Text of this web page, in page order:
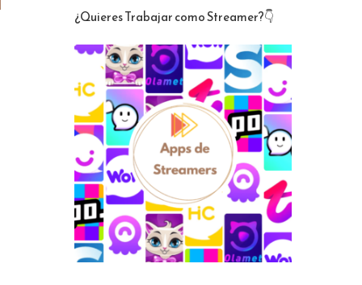
¿Quieres Trabajar como Streamer?👇